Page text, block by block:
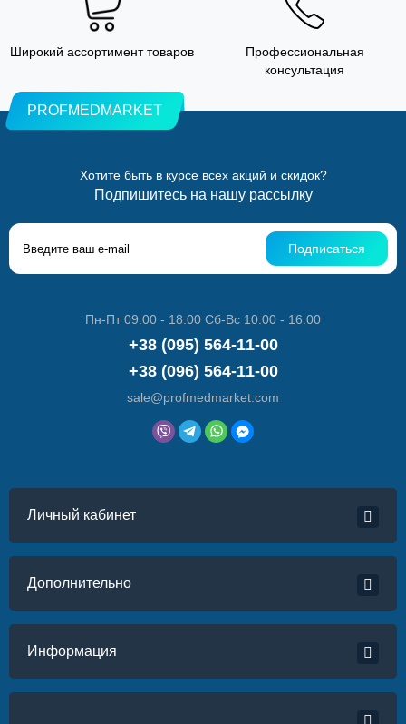
Широкий ассортимент товаров
Профессиональная
консультация
PROFMEDMARKET
Хотите быть в курсе всех акций и скидок?
Подпишитесь на нашу рассылку
Подписаться
Пн-Пт 09:00 - 18:00 Сб-Вс 10:00 - 16:00
+38 (095) 564-11-00
+38 (096) 564-11-00
sale@profmedmarket.com
Личный кабинет
Дополнительно
Информация